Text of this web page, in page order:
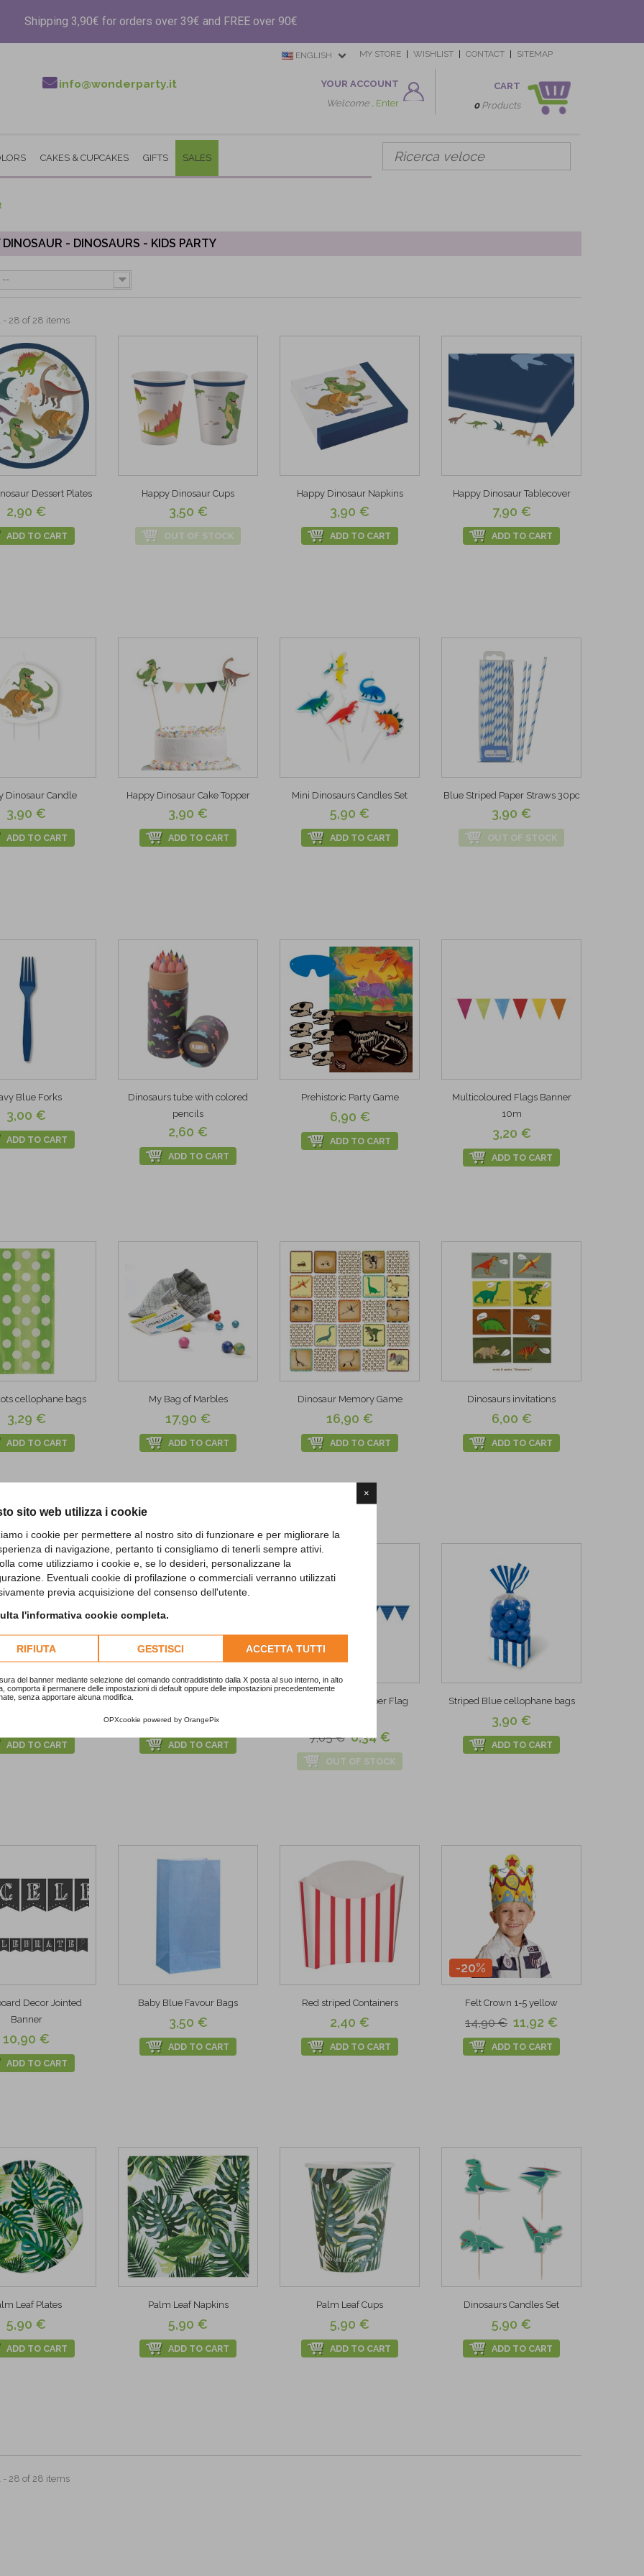
×
sito web utilizza i cookie
i cookie per permettere al nostro sito di funzionare e per migliorare la
di navigazione, pertanto ti consigliamo di tenerli sempre attivi.
come utilizziamo i cookie e, se lo desideri, personalizzane la
Eventuali cookie di profilazione o commerciali verranno utilizzati
previa acquisizione del consenso dell'utente.
l'informativa cookie completa.
RIFIUTA GESTISCI ACCETTA TUTTI
del banner mediante selezione del comando contraddistinto dalla X posta al suo interno, in alto
comporta il permanere delle impostazioni di default oppure delle impostazioni precedentemente
senza apportare alcuna modifica.
OPXcookie powered by OrangePix
Shipping 3,90€ for orders over 39€ and FREE over 90€
MY STORE WISHLIST CONTACT SITEMAP
ENGLISH
info@wonderparty.it
YOUR ACCOUNT
Welcome , Enter
CART
0Products
CAKES & CUPCAKES GIFTS SALES
DINOSAUR - DINOSAURS - KIDS PARTY
--
- 28 of 28 items
Dessert Plates
2,90 €
ADD TO CART
Happy Dinosaur Cups
3,50 €
OUT OF STOCK
Happy Dinosaur Napkins
3,90 €
ADD TO CART
Happy Dinosaur Tablecover
7,90 €
ADD TO CART
Dinosaur Candle
3,90 €
ADD TO CART
Happy Dinosaur Cake Topper
3,90 €
ADD TO CART
Mini Dinosaurs Candles Set
5,90 €
ADD TO CART
Blue Striped Paper Straws 30pc
3,90 €
OUT OF STOCK
Blue Forks
3,00 €
ADD TO CART
Dinosaurs tube with colored
pencils
2,60 €
ADD TO CART
Prehistoric Party Game
6,90 €
ADD TO CART
Multicoloured Flags Banner
10m
3,20 €
ADD TO CART
cellophane bags
3,29 €
ADD TO CART
My Bag of Marbles
17,90 €
ADD TO CART
Dinosaur Memory Game
16,90 €
ADD TO CART
Dinosaurs invitations
6,00 €
ADD TO CART
of Dinosaurs" puzzle
ADD TO CART
Multicolor Striped Candles
6,90 €
ADD TO CART
-10%
Blue Polka Dots Paper Flag
7,05 € 6,34 €
OUT OF STOCK
Striped Blue cellophane bags
3,90 €
ADD TO CART
Decor Jointed
Banner
10,90 €
ADD TO CART
Baby Blue Favour Bags
3,50 €
ADD TO CART
Red striped Containers
2,40 €
ADD TO CART
-20%
Felt Crown 1-5 yellow
14,90 € 11,92 €
ADD TO CART
Leaf Plates
5,90 €
ADD TO CART
Palm Leaf Napkins
5,90 €
ADD TO CART
Palm Leaf Cups
5,90 €
ADD TO CART
Dinosaurs Candles Set
5,90 €
ADD TO CART
- 28 of 28 items